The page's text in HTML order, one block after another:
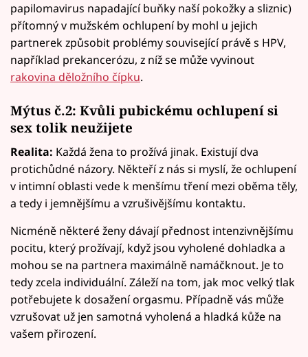
papilomavirus napadající buňky naší pokožky a sliznic)
přítomný v mužském ochlupení by mohl u jejich
partnerek způsobit problémy související právě s HPV,
například prekancerózu, z níž se může vyvinout
rakovina děložního čípku.
Mýtus č.2: Kvůli pubickému ochlupení si
sex tolik neužijete
Realita: Každá žena to prožívá jinak. Existují dva
protichůdné názory. Někteří z nás si myslí, že ochlupení
v intimní oblasti vede k menšímu tření mezi oběma těly,
a tedy i jemnějšímu a vzrušivějšímu kontaktu.
Nicméně některé ženy dávají přednost intenzivnějšímu
pocitu, který prožívají, když jsou vyholené dohladka a
mohou se na partnera maximálně namáčknout. Je to
tedy zcela individuální. Záleží na tom, jak moc velký tlak
potřebujete k dosažení orgasmu. Případně vás může
vzrušovat už jen samotná vyholená a hladká kůže na
vašem přirození.